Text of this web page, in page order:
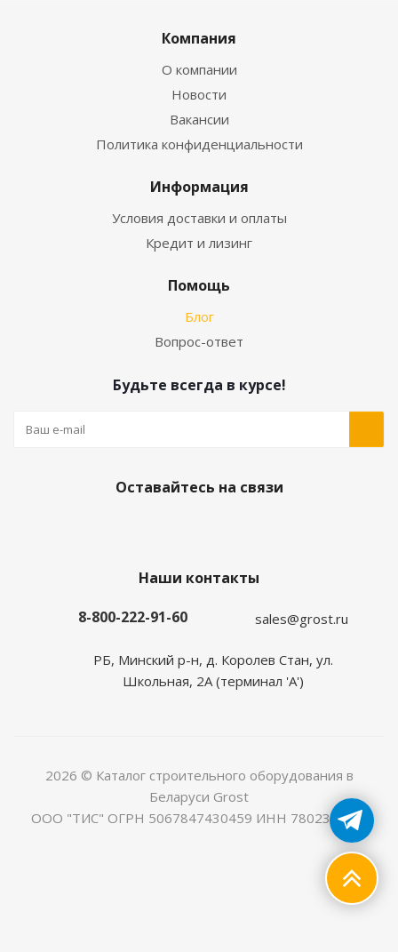
Компания
О компании
Новости
Вакансии
Политика конфиденциальности
Информация
Условия доставки и оплаты
Кредит и лизинг
Помощь
Блог
Вопрос-ответ
Будьте всегда в курсе!
Оставайтесь на связи
Наши контакты
8-800-222-91-60
sales@grost.ru
РБ, Минский р-н, д. Королев Стан, ул.
Школьная, 2А (терминал 'А')
2026 © Каталог строительного оборудования в
Беларуси Grost
ООО "ТИС" ОГРН 5067847430459 ИНН 7802368225